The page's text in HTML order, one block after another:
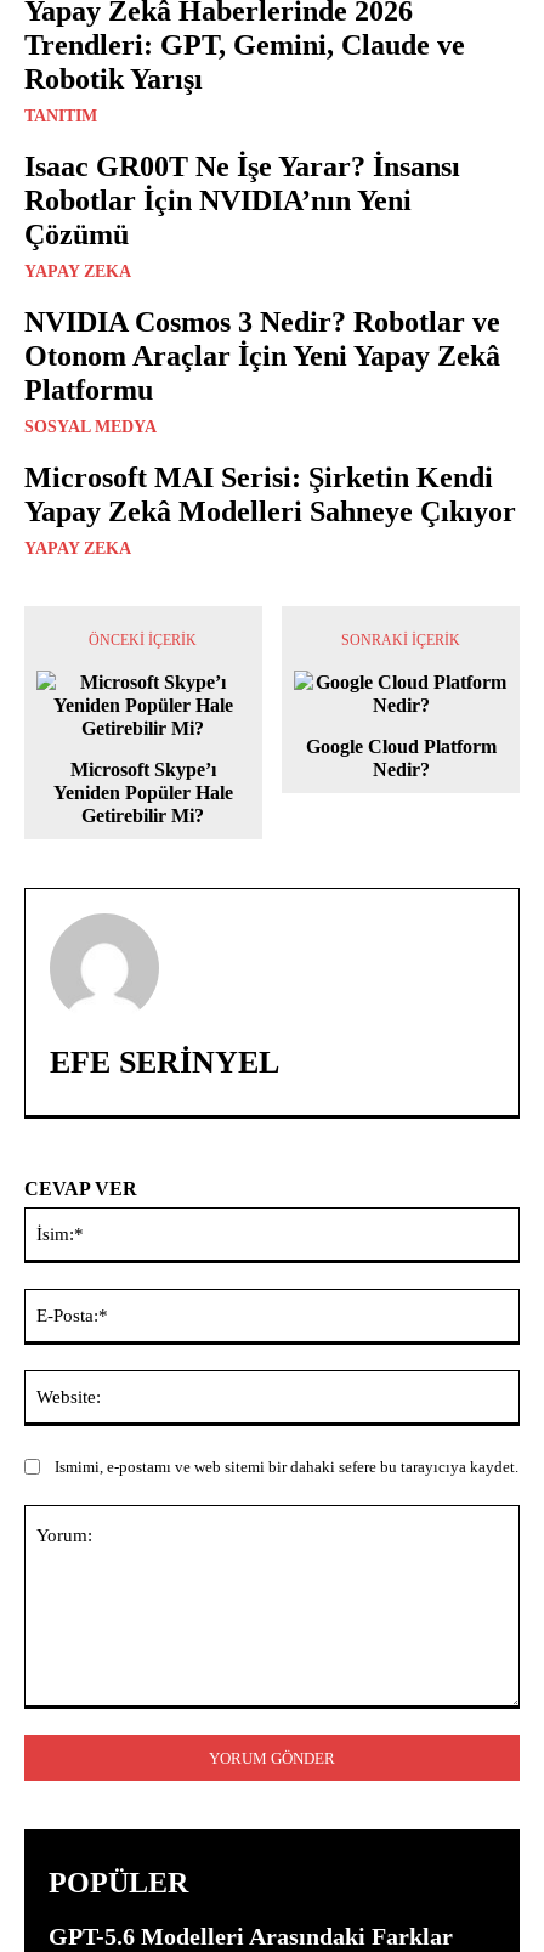
Yapay Zekâ Haberlerinde 2026
Trendleri: GPT, Gemini, Claude ve
Robotik Yarışı
TANITIM
Isaac GR00T Ne İşe Yarar? İnsansı
Robotlar İçin NVIDIA’nın Yeni
Çözümü
YAPAY ZEKA
NVIDIA Cosmos 3 Nedir? Robotlar ve
Otonom Araçlar İçin Yeni Yapay Zekâ
Platformu
SOSYAL MEDYA
Microsoft MAI Serisi: Şirketin Kendi
Yapay Zekâ Modelleri Sahneye Çıkıyor
YAPAY ZEKA
ÖNCEKI İÇERIK
Microsoft Skype’ı
Yeniden Popüler Hale
Getirebilir Mi?
SONRAKI İÇERIK
Google Cloud Platform
Nedir?
EFE SERINYEL
CEVAP VER
Ismimi, e-postamı ve web sitemi bir dahaki sefere bu tarayıcıya kaydet.
POPÜLER
GPT-5.6 Modelleri Arasındaki Farklar